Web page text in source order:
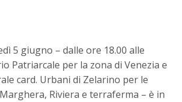
5 giugno – dalle ore 18.00 alle
Patriarcale per la zona di Venezia e
card. Urbani di Zelarino per le
Riviera e terraferma – è in